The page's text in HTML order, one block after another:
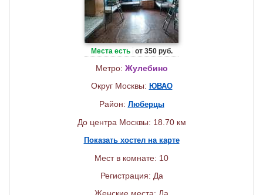
Места есть от 350 руб.
Метро: Жулебино
Округ Москвы: ЮВАО
Район: Люберцы
До центра Москвы: 18.70 км
Показать хостел на карте
Мест в комнате: 10
Регистрация: Да